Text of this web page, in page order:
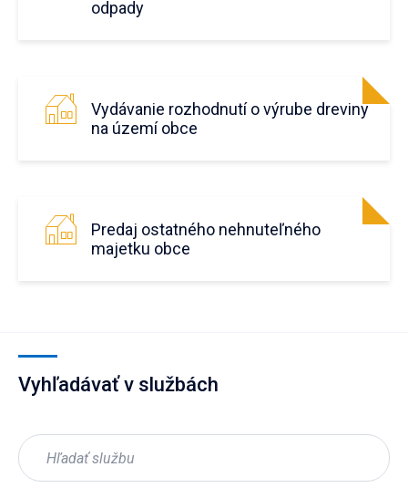
odpady
Vydávanie rozhodnutí o výrube dreviny
na území obce
Predaj ostatného nehnuteľného
majetku obce
Vyhľadávať v službách